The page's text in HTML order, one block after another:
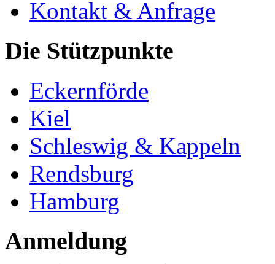
Kontakt & Anfrage
Die Stützpunkte
Eckernförde
Kiel
Schleswig & Kappeln
Rendsburg
Hamburg
Anmeldung